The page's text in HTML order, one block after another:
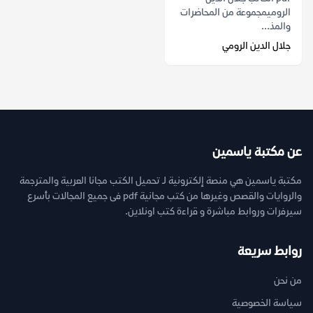
الروميمجموعة من المحاضرات
والمذ...
جلال الدين الرومي
عن مكتبة ياسمين
مكتبة ياسمين هي منصة إلكترونية لـ تحميل الكتب مجانا العربية والمترجمة
والروايات والقصص وغيرها من كتب مجانية pdf فى جميع المجالات بأسرع
سيرفرات وروابط مباشرة و قراءة كتب اونلاين.
روابط سريعة
من نحن
سياسة الخصوصية